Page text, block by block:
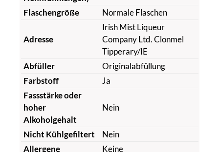
Flaschengröße
Normale Flaschen
Adresse
Irish Mist Liqueur
Company Ltd. Clonmel
Tipperary/IE
Abfüller
Originalabfüllung
Farbstoff
Ja
Fassstärke oder
hoher
Alkoholgehalt
Nein
Nicht Kühlgefiltert
Nein
Allergene
Keine